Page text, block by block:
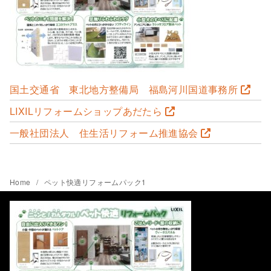
国土交通省 東北地方整備局 福島河川国道事務所
LIXILリフォームショップあだたら
一般社団法人 住生活リフォーム推進協会
Home ペット快適リフォームパック1